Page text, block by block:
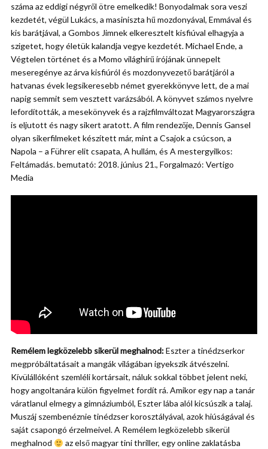
száma az eddigi négyről ötre emelkedik! Bonyodalmak sora veszi
kezdetét, végül Lukács, a masiniszta hű mozdonyával, Emmával és
kis barátjával, a Gombos Jimnek elkeresztelt kisfiúval elhagyja a
szigetet, hogy életük kalandja vegye kezdetét. Michael Ende, a
Végtelen történet és a Momo világhírű írójának ünnepelt
meseregénye az árva kisfiúról és mozdonyvezető barátjáról a
hatvanas évek legsikeresebb német gyerekkönyve lett, de a mai
napig semmit sem vesztett varázsából. A könyvet számos nyelvre
lefordították, a mesekönyvek és a rajzfilmváltozat Magyarországra
is eljutott és nagy sikert aratott. A film rendezője, Dennis Gansel
olyan sikerfilmeket készített már, mint a Csajok a csúcson, a
Napola – a Führer elit csapata, A hullám, és A mestergyilkos:
Feltámadás. bemutató: 2018. június 21., Forgalmazó: Vertigo
Media
Remélem legközelebb sikerül meghalnod:Eszter a tinédzserkor
megpróbáltatásait a mangák világában igyekszik átvészelni.
Kívülállóként szemléli kortársait, náluk sokkal többet jelent neki,
hogy angoltanára külön figyelmet fordít rá. Amikor egy nap a tanár
váratlanul elmegy a gimnáziumból, Eszter lába alól kicsúszik a talaj.
Muszáj szembenéznie tinédzser korosztályával, azok hiúságával és
saját csapongó érzelmeivel. A Remélem legközelebb sikerül
meghalnod
az első magyar tini thriller, egy online zaklatásba